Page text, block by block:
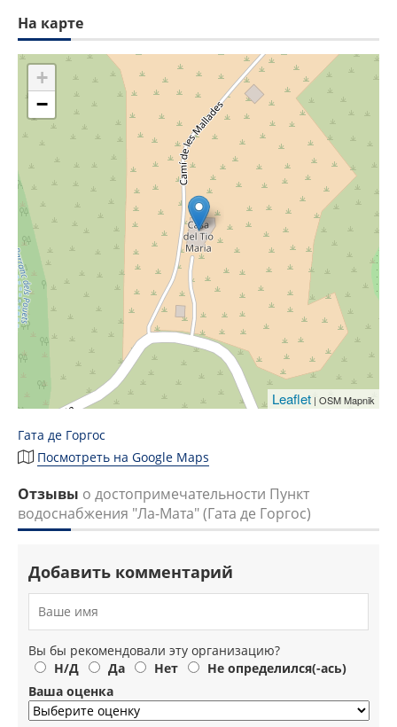
На карте
+
−
Leaflet | OSM Mapnik
Гата де Горгос
Посмотреть на Google Maps
Отзывы о достопримечательности Пункт
водоснабжения "Ла-Мата" (Гата де Горгос)
Добавить комментарий
Вы бы рекомендовали эту организацию?
Н/Д
Да Нет
Не определился(-ась)
Ваша оценка